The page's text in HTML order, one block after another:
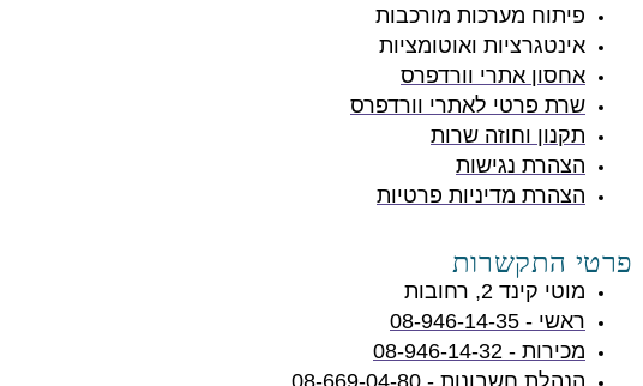
פיתוח מערכות מורכבות
אינטגרציות ואוטומציות
אחסון אתרי וורדפרס
שרת פרטי לאתרי וורדפרס
תקנון וחוזה שרות
הצהרת נגישות
הצהרת מדיניות פרטיות
פרטי התקשרות
מוטי קינד 2, רחובות
ראשי - 08-946-14-35
מכירות - 08-946-14-32
הנהלת חשבונות - 08-669-04-80